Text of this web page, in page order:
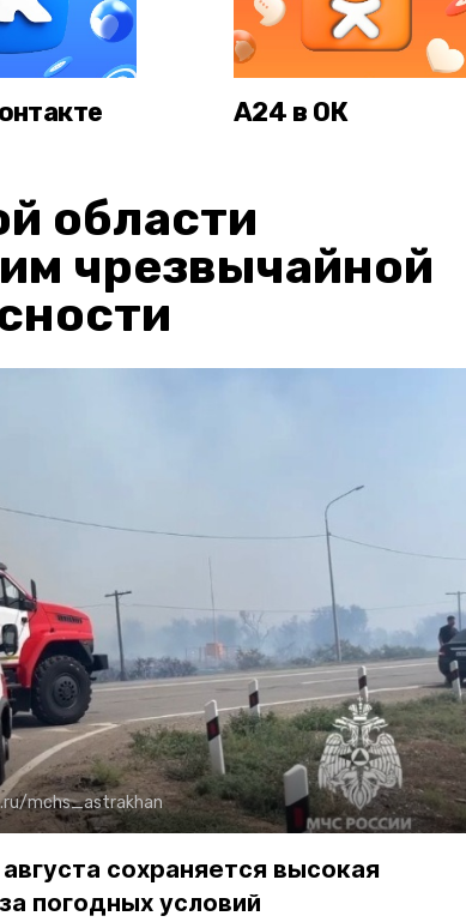
А24 в ОК
области
чрезвычайной
mchs_astrakhan
сохраняется высокая
погодных условий